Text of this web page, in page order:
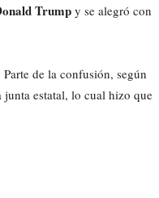
Trumpy se alegró con
de la confusión, según
estatal, lo cual hizo que